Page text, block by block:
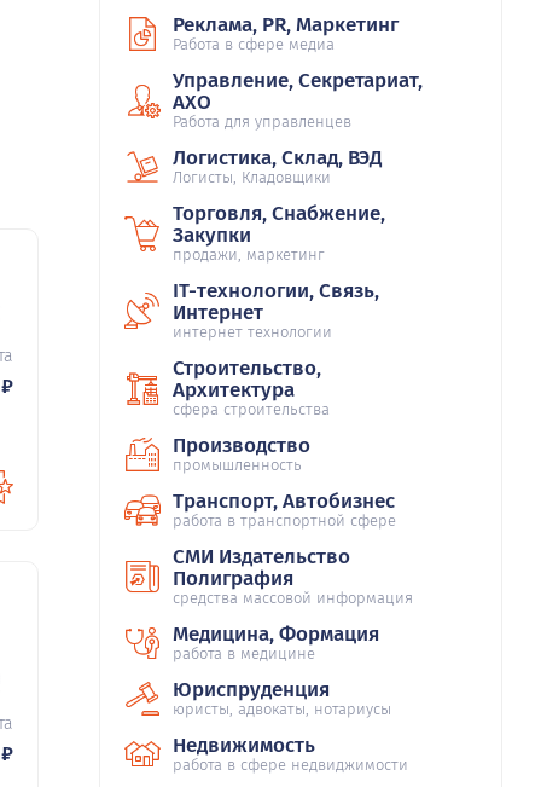
₽
₽
Реклама, PR, Маркетинг
Работа в сфере медиа
Управление, Секретариат,
АХО
Работа для управленцев
Логистика, Склад, ВЭД
Логисты, Кладовщики
Торговля, Снабжение,
Закупки
продажи, маркетинг
IT-технологии, Связь,
Интернет
интернет технологии
Строительство,
Архитектура
сфера строительства
Производство
промышленность
Транспорт, Автобизнес
работа в транспортной сфере
СМИ Издательство
Полиграфия
средства массовой информация
Медицина, Формация
работа в медицине
Юриспруденция
юристы, адвокаты, нотариусы
Недвижимость
работа в сфере недвиджимости